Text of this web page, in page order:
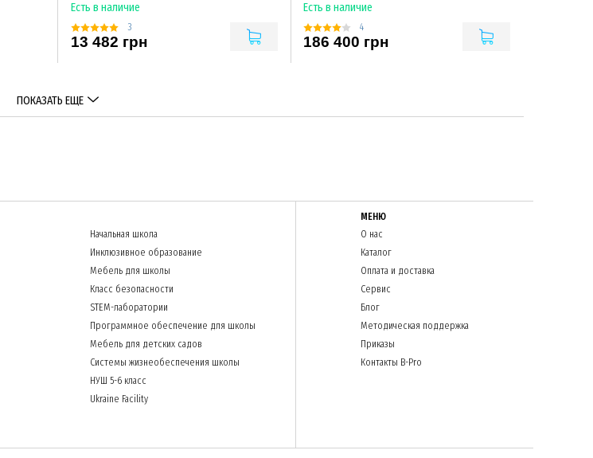
Есть в наличие
3
13 482 грн
Есть в наличие
4
186 400 грн
ПОКАЗАТЬ ЕЩЕ
Начальная школа
Инклюзивное образование
Мебель для школы
Класс безопасности
STEM-лаборатории
Программное обеспечение для школы
Мебель для детских садов
Системы жизнеобеспечения школы
НУШ 5-6 класс
Ukraine Facility
МЕНЮ
О нас
Каталог
Оплата и доставка
Сервис
Блог
Методическая поддержка
Приказы
Контакты B-Pro